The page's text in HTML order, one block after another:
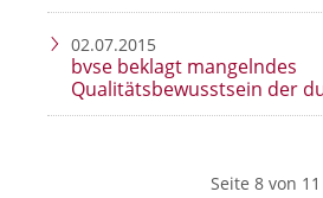
02.07.2015
bvse beklagt mangelndes
Qualitätsbewusstsein der
Seite 8 von 11